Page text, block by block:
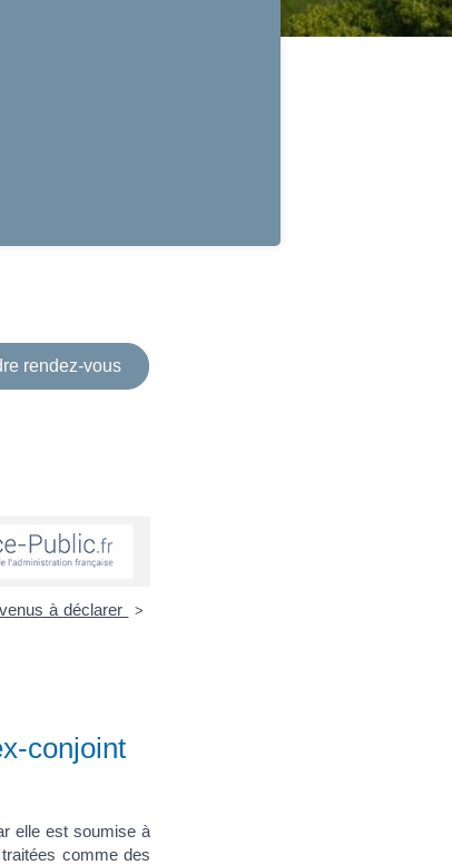
rendez-vous
à déclarer >
conjoint
elle est soumise à
comme des